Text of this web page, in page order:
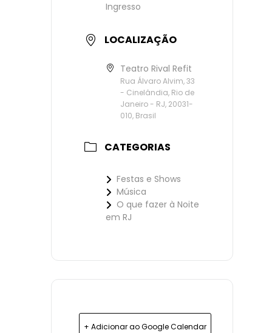
Ingresso
LOCALIZAÇÃO
Teatro Rival Refit
Rua Álvaro Alvim, 33
- Cinelândia, Rio de
Janeiro - RJ, 20031-
010, Brasil
CATEGORIAS
Festas e Shows
Música
O que fazer à Noite
em RJ
+ Adicionar ao Google Calendar